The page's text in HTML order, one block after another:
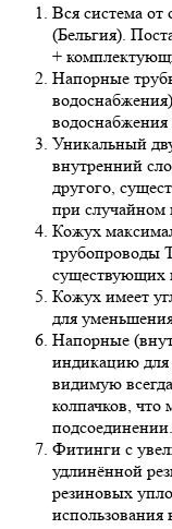
Вся система
(Бельгия).
+
Напорные
Уникальный
внутренний
другого,
при случайном
Кожух
существующих
Кожух имеет
для
Напорные
индикацию для
видимую
колпачков,
подсоединении.
Фитинги с
удлинённой
резиновых
использования